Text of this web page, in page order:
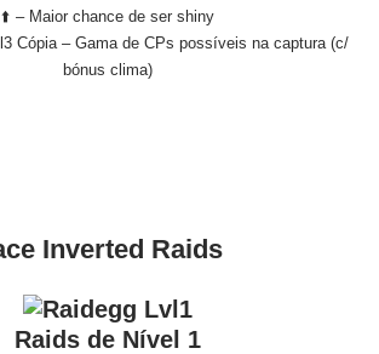
⬆️ – Maior chance de ser shiny
– Gama de CPs possíveis na captura (c/
bónus clima)
Raids
Raids de Nível 1